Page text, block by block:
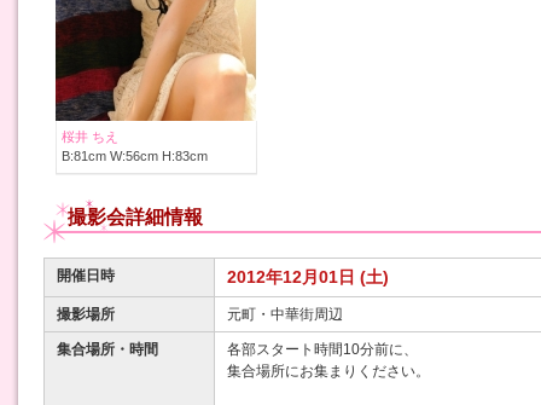
桜井 ちえ
B:81cm W:56cm H:83cm
撮影会詳細情報
開催日時 2012年12月01日 (土)
撮影場所 元町・中華街周辺
集合場所・時間
各部スタート時間10分前に、
集合場所にお集まりください。